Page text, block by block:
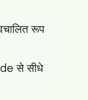
रूप
से सीधे